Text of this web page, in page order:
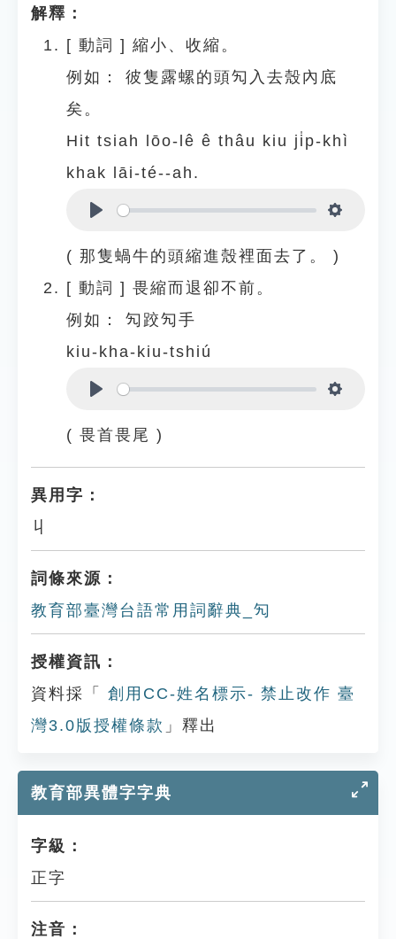
解釋：
[ 動詞 ] 縮小、收縮。
例如：
彼隻露螺的頭勼入去殼內底
矣。
Hit tsiah lōo-lê ê thâu kiu ji̍p-khì
khak lāi-té--ah.
( 那隻蝸牛的頭縮進殼裡面去了。 )
[ 動詞 ] 畏縮而退卻不前。
例如：
勼跤勼手
kiu-kha-kiu-tshiú
( 畏首畏尾 )
異用字：
丩
詞條來源：
教育部臺灣台語常用詞辭典_勼
授權資訊：
資料採「
創用CC-姓名標示- 禁止改作 臺
灣3.0版授權條款 」釋出
教育部異體字字典
字級：
正字
注音：